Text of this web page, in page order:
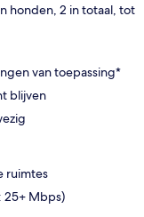
honden, 2 in totaal, tot
van toepassing*
blijven
ruimtes
25+ Mbps)